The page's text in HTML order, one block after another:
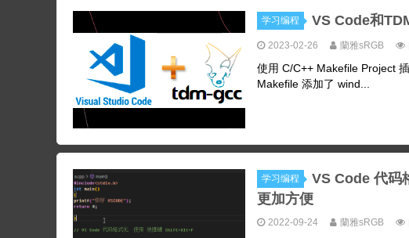
学习编程 VS Code和
2023-02-26 蘭雅sRGB
使用 C/C++ Makefile Project
Makefile 添加了 wind...
学习编程
VS Code 代码
更加方便
2022-09-24 蘭雅sRGB